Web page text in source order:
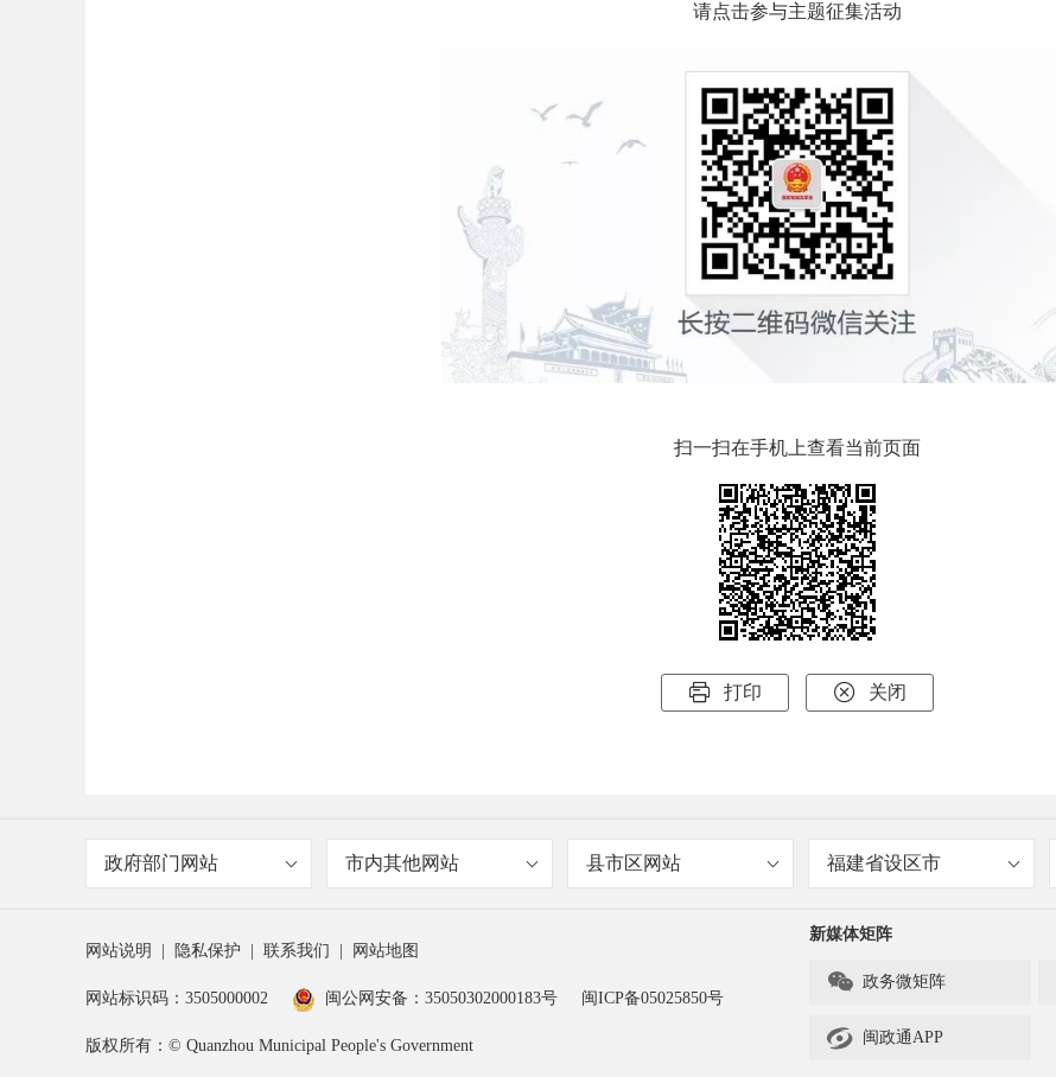
请点击参与主题征集活动
扫一扫在手机上查看当前页面
 打印  关闭
政府部门网站 市内其他网站 县市区网站 福建省设区市
网站说明 隐私保护 联系我们 网站地图
网站标识码：3505000002 闽公网安备：35050302000183号 闽ICP备05025850号
版权所有：© Quanzhou Municipal People's Government
新媒体矩阵
 政务微矩阵
 闽政通APP